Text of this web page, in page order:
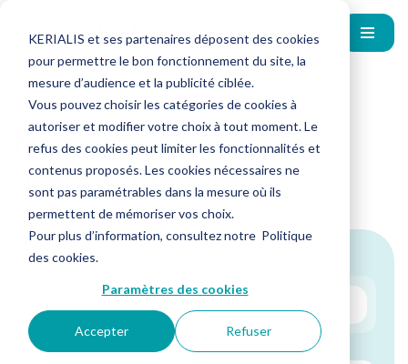
KERIALIS et ses partenaires déposent des cookies
pour permettre le bon fonctionnement du site, la
mesure d’audience et la publicité ciblée.
Vous pouvez choisir les catégories de cookies à
autoriser et modifier votre choix à tout moment. Le
refus des cookies peut limiter les fonctionnalités et
contenus proposés. Les cookies nécessaires ne
sont pas paramétrables dans la mesure où ils
permettent de mémoriser vos choix.
Pour plus d’information, consultez notre Politique
des cookies.
Paramètres des cookies
Accepter Refuser
Nos publications et
documentations
Recherche